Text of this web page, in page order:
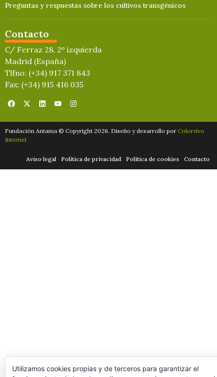
Preguntas y respuestas sobre los cultivos transgénicos
Contacto
C/ Ferraz 28, 2º izquierda
Madrid (España)
Tlfno: (+34) 917 371 843
Fax: (+34) 915 416 035
Fundación Antama © Copyright 2026. Diseño y desarrollo por Colorvivo
Internet
Aviso legal Política de privacidad Política de cookies Contacto
Utilizamos cookies propias y de terceros para garantizar el